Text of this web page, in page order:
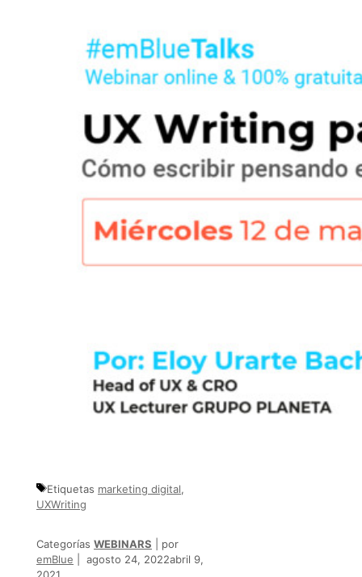
Etiquetas marketing digital,
UXWriting
Categorías WEBINARS
por
emBlue
agosto 24, 2022abril 9,